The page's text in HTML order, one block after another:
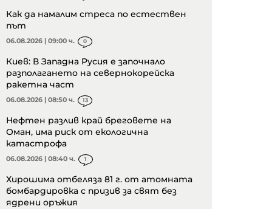
Как да намалим стреса по естествен
път
06.08.2026 | 09:00 ч. 0
Киев: В Западна Русия е започнало
разполагането на севернокорейска
ракетна част
06.08.2026 | 08:50 ч. 13
Нефтен разлив край бреговете на
Оман, има риск от екологична
катастрофа
06.08.2026 | 08:40 ч. 1
Хирошима отбеляза 81 г. от атомната
бомбардировка с призив за свят без
ядрени оръжия